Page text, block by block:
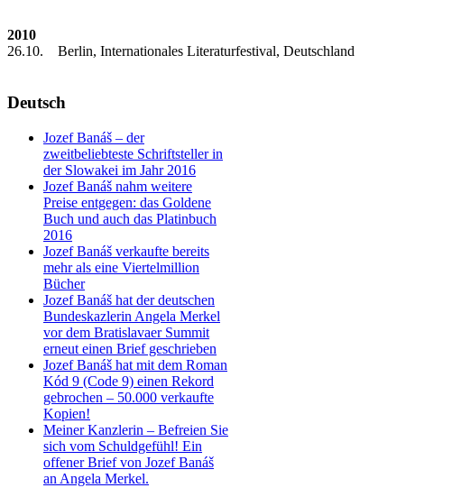
2010
26.10. Berlin, Internationales Literaturfestival, Deutschland
Deutsch
Jozef Banáš – der
zweitbeliebteste Schriftsteller in
der Slowakei im Jahr 2016
Jozef Banáš nahm weitere
Preise entgegen: das Goldene
Buch und auch das Platinbuch
2016
Jozef Banáš verkaufte bereits
mehr als eine Viertelmillion
Bücher
Jozef Banáš hat der deutschen
Bundeskazlerin Angela Merkel
vor dem Bratislavaer Summit
erneut einen Brief geschrieben
Jozef Banáš hat mit dem Roman
Kód 9 (Code 9) einen Rekord
gebrochen – 50.000 verkaufte
Kopien!
Meiner Kanzlerin – Befreien Sie
sich vom Schuldgefühl! Ein
offener Brief von Jozef Banáš
an Angela Merkel.